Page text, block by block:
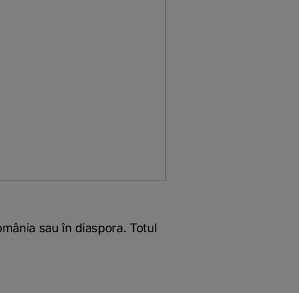
sau în diaspora. Totul